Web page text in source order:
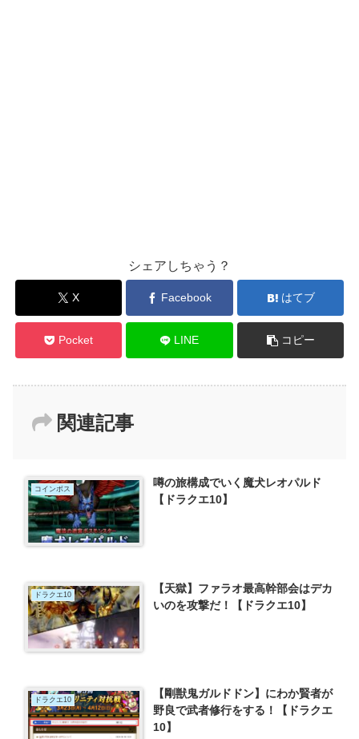
シェアしちゃう？
X Facebook はてブ
Pocket LINE コピー
関連記事
コインボス
噂の旅構成でいく魔犬レオパルド
【ドラクエ10】
ドラクエ10
【天獄】ファラオ最高幹部会はデカ
いのを攻撃だ！【ドラクエ10】
ドラクエ10
【剛獣鬼ガルドドン】にわか賢者が
野良で武者修行をする！【ドラクエ
10】